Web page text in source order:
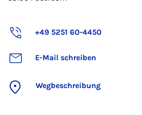
+49 5251 60-4450
E-Mail schreiben
Wegbeschreibung